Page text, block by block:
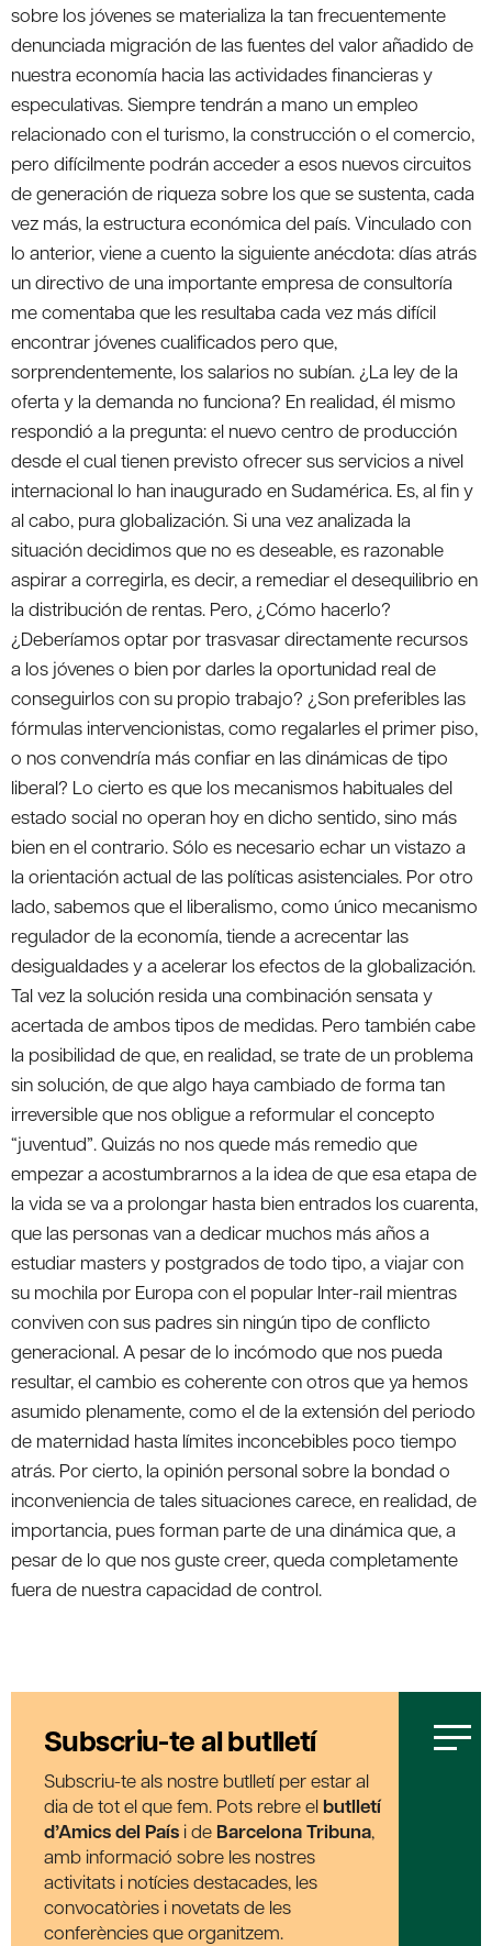
sobre los jóvenes se materializa la tan frecuentemente
denunciada migración de las fuentes del valor añadido de
nuestra economía hacia las actividades financieras y
especulativas. Siempre tendrán a mano un empleo
relacionado con el turismo, la construcción o el comercio,
pero difícilmente podrán acceder a esos nuevos circuitos
de generación de riqueza sobre los que se sustenta, cada
vez más, la estructura económica del país. Vinculado con
lo anterior, viene a cuento la siguiente anécdota: días atrás
un directivo de una importante empresa de consultoría
me comentaba que les resultaba cada vez más difícil
encontrar jóvenes cualificados pero que,
sorprendentemente, los salarios no subían. ¿La ley de la
oferta y la demanda no funciona? En realidad, él mismo
respondió a la pregunta: el nuevo centro de producción
desde el cual tienen previsto ofrecer sus servicios a nivel
internacional lo han inaugurado en Sudamérica. Es, al fin y
al cabo, pura globalización. Si una vez analizada la
situación decidimos que no es deseable, es razonable
aspirar a corregirla, es decir, a remediar el desequilibrio en
la distribución de rentas. Pero, ¿Cómo hacerlo?
¿Deberíamos optar por trasvasar directamente recursos
a los jóvenes o bien por darles la oportunidad real de
conseguirlos con su propio trabajo? ¿Son preferibles las
fórmulas intervencionistas, como regalarles el primer piso,
o nos convendría más confiar en las dinámicas de tipo
liberal? Lo cierto es que los mecanismos habituales del
estado social no operan hoy en dicho sentido, sino más
bien en el contrario. Sólo es necesario echar un vistazo a
la orientación actual de las políticas asistenciales. Por otro
lado, sabemos que el liberalismo, como único mecanismo
regulador de la economía, tiende a acrecentar las
desigualdades y a acelerar los efectos de la globalización.
Tal vez la solución resida una combinación sensata y
acertada de ambos tipos de medidas. Pero también cabe
la posibilidad de que, en realidad, se trate de un problema
sin solución, de que algo haya cambiado de forma tan
irreversible que nos obligue a reformular el concepto
“juventud”. Quizás no nos quede más remedio que
empezar a acostumbrarnos a la idea de que esa etapa de
la vida se va a prolongar hasta bien entrados los cuarenta,
que las personas van a dedicar muchos más años a
estudiar masters y postgrados de todo tipo, a viajar con
su mochila por Europa con el popular Inter-rail mientras
conviven con sus padres sin ningún tipo de conflicto
generacional. A pesar de lo incómodo que nos pueda
resultar, el cambio es coherente con otros que ya hemos
asumido plenamente, como el de la extensión del periodo
de maternidad hasta límites inconcebibles poco tiempo
atrás. Por cierto, la opinión personal sobre la bondad o
inconveniencia de tales situaciones carece, en realidad, de
importancia, pues forman parte de una dinámica que, a
pesar de lo que nos guste creer, queda completamente
fuera de nuestra capacidad de control.
Subscriu-te al butlletí
Subscriu-te als nostre butlletí per estar al
dia de tot el que fem. Pots rebre el butlletí
d’Amics del País i de Barcelona Tribuna,
amb informació sobre les nostres
activitats i notícies destacades, les
convocatòries i novetats de les
conferències que organitzem.